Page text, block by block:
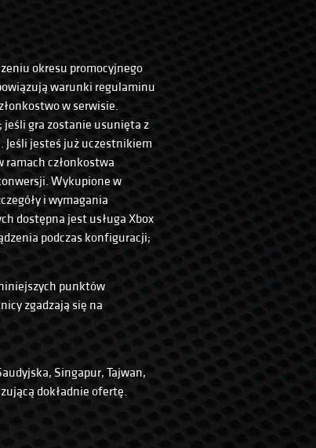
okresu promocyjnego
warunki regulaminu
w serwisie.
jeśli gra zostanie usunięta z
Jeśli jesteś już uczestnikiem
ramach członkostwa
Wykupione w
i wymagania
dostępna jest usługa Xbox
podczas konfiguracji;
punktów
zgadzają się na
Singapur, Tajwan,
dokładnie ofertę.